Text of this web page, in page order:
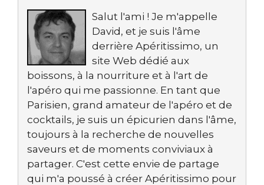
Salut l'ami ! Je m'appelle
David, et je suis l'âme
derrière Apéritissimo, un
site Web dédié aux
boissons, à la nourriture et à l'art de
l'apéro qui me passionne. En tant que
Parisien, grand amateur de l'apéro et de
cocktails, je suis un épicurien dans l'âme,
toujours à la recherche de nouvelles
saveurs et de moments conviviaux à
partager. C'est cette envie de partage
qui m'a poussé à créer Apéritissimo pour